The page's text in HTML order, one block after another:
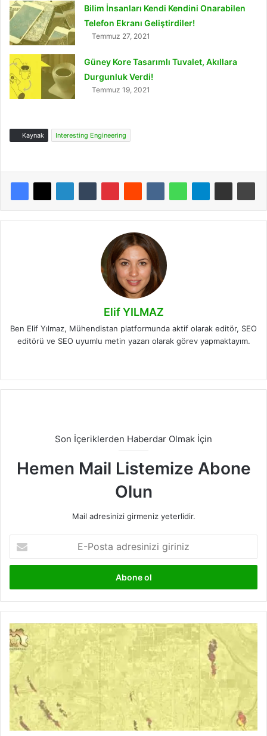
Bilim İnsanları Kendi Kendini Onarabilen
Telefon Ekranı Geliştirdiler!
Temmuz 27, 2021
Güney Kore Tasarımlı Tuvalet, Akıllara
Durgunluk Verdi!
Temmuz 19, 2021
Kaynak Interesting Engineering
Elif YILMAZ
Ben Elif Yılmaz, Mühendistan platformunda aktif olarak editör, SEO
editörü ve SEO uyumlu metin yazarı olarak görev yapmaktayım.
Son İçeriklerden Haberdar Olmak İçin
Hemen Mail Listemize Abone
Olun
Mail adresinizi girmeniz yeterlidir.
Posta
adresinizi
NASA,
Teksas
ve
New
Mexico
Arasındaki
Havzada
Metan
Gazı